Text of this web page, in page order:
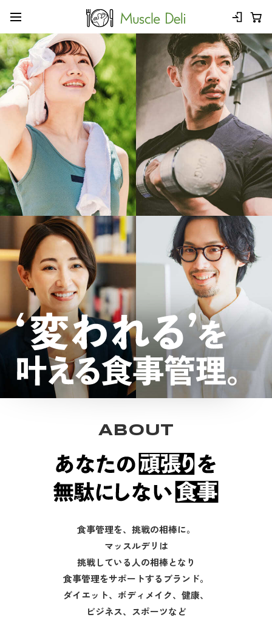
ABOUT
食事管理を、挑戦の相棒に。
マッスルデリは
挑戦している人の相棒となり
食事管理をサポートするブランド。
ダイエット、ボディメイク、健康、
ビジネス、スポーツなど